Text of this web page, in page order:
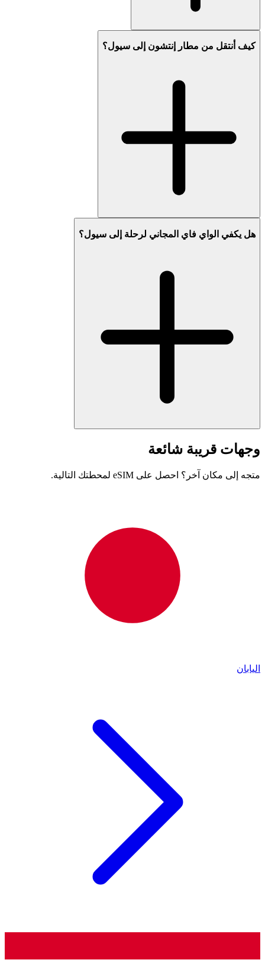
كيف أنتقل من مطار إنتشون إلى سيول؟
هل يكفي الواي فاي المجاني لرحلة إلى سيول؟
وجهات قريبة شائعة
متجه إلى مكان آخر؟ احصل على eSIM لمحطتك التالية.
اليابان